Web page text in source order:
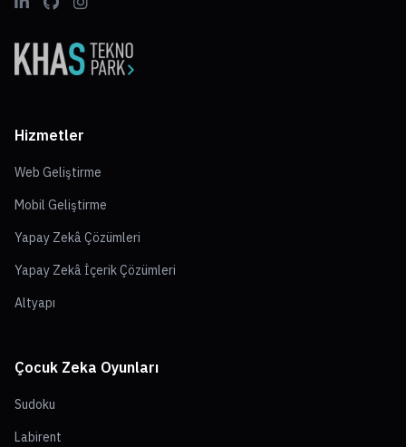
Hizmetler
Web Geliştirme
Mobil Geliştirme
Yapay Zekâ Çözümleri
Yapay Zekâ İçerik Çözümleri
Altyapı
Çocuk Zeka Oyunları
Sudoku
Labirent